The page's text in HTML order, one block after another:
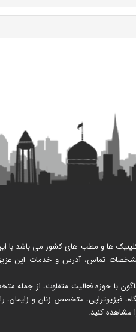
ها و مطب های کشور می باشد با
مشخصات تماس، آدرس و خدمات این
با حوزه فعالیت متفاوت، از جمله
متخصص زنان و زایمان،
کنید.